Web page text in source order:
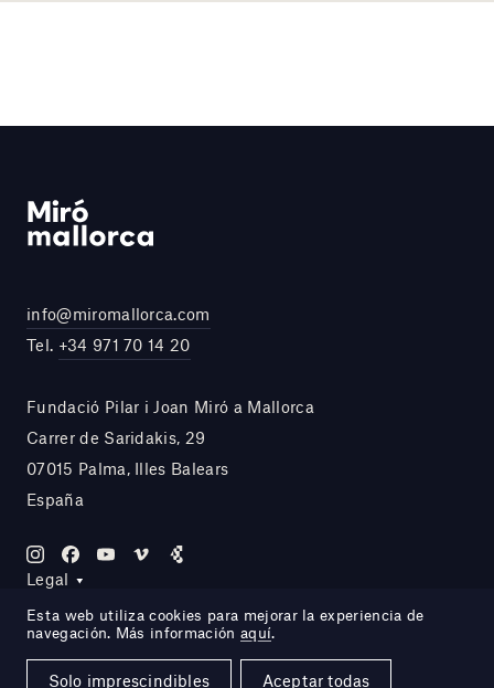
info@miromallorca.com
Tel. +34 971 70 14 20
Fundació Pilar i Joan Miró a Mallorca
Carrer de Saridakis, 29
07015 Palma, Illes Balears
España
Legal
Site by DOMO—A
Esta web utiliza cookies para mejorar la experiencia de
navegación. Más información aquí.
Solo imprescindibles Aceptar todas